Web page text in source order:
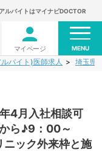
ルバイトはマイナビDOCTOR
マイページ MENU
バイト)医師求人 埼玉県
4月入社相談可
ら♪9：00～
ック外来枠と施